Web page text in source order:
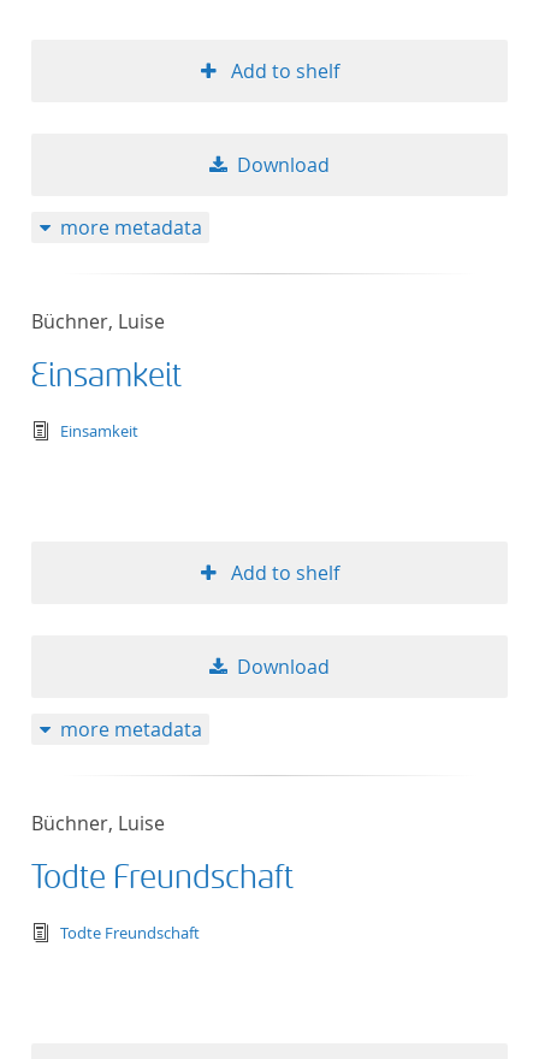
Add to shelf
Download
more metadata
Büchner, Luise
Einsamkeit
text/tg.edition+tg.aggregation+xml
Einsamkeit
Add to shelf
Download
more metadata
Büchner, Luise
Todte Freundschaft
text/tg.edition+tg.aggregation+xml
Todte Freundschaft